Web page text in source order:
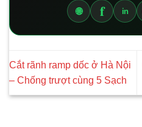
🌐 f in
Cắt rãnh ramp dốc ở Hà Nội
– Chống trượt cùng 5 Sạch